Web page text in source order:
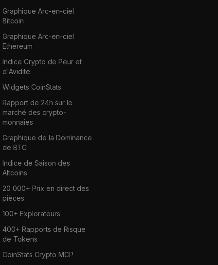
Graphique Arc-en-ciel
Bitcoin
Graphique Arc-en-ciel
Ethereum
Indice Crypto de Peur et
d'Avidité
Widgets CoinStats
Rapport de 24h sur le
marché des crypto-
monnaies
Graphique de la Dominance
de BTC
Indice de Saison des
Altcoins
20 000+ Prix en direct des
pièces
100+ Explorateurs
400+ Rapports de Risque
de Tokens
CoinStats Crypto MCP